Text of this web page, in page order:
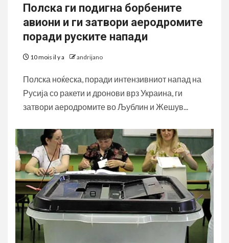
Полска ги подигна борбените
авиони и ги затвори аеродромите
поради руските напади
10 mois il y a andrijano
Полска ноќеска, поради интензивниот напад на
Русија со ракети и дронови врз Украина, ги
затвори аеродромите во Љублин и Жешув...